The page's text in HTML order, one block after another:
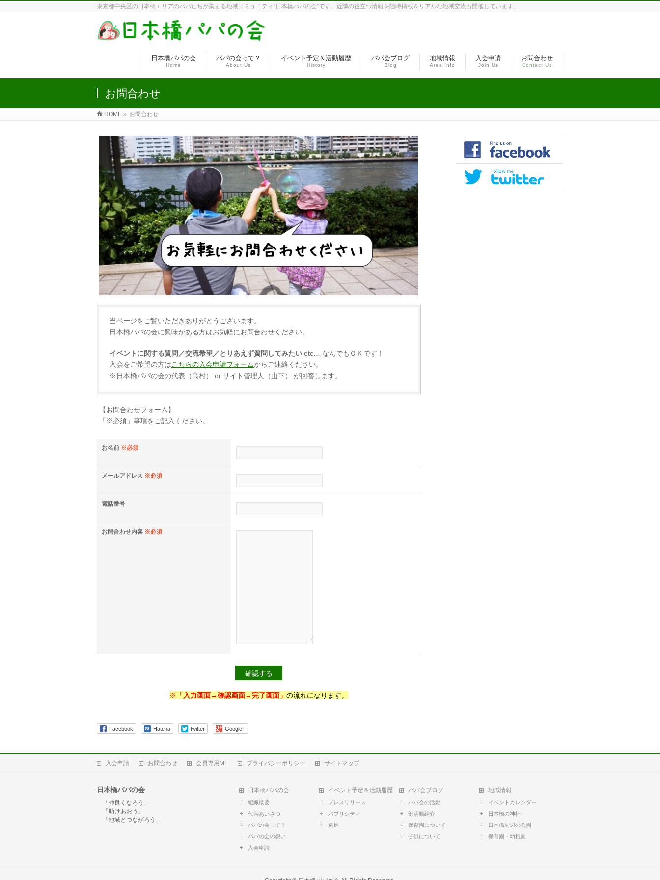
東京都中央区の日本橋エリアのパパたちが集まる地域コミュニティ"日本橋パパの会"です。近隣の役立つ情報を随時掲載＆リアルな地域交流も開催しています。
日本橋パパの会
Home
パパの会って？
About Us
イベント予定＆活動履歴
History
パパ会ブログ
Blog
地域情報
Area Info
入会申請
Join Us
お問合わせ
Contact Us
お問合わせ
HOME » お問合わせ
当ページをご覧いただきありがとうございます。
日本橋パパの会に興味がある方はお気軽にお問合わせください。
イベントに関する質問／交流希望／とりあえず質問してみたい etc… なんでもＯＫです！
入会をご希望の方はこちらの入会申請フォームからご連絡ください。
※日本橋パパの会の代表（高村） or サイト管理人（山下） が回答します。
【お問合わせフォーム】
「※必須」事項をご記入ください。
お名前 ※必須
メールアドレス ※必須
電話番号
お問合わせ内容 ※必須
※ 「入力画面→確認画面→完了画面」 の流れになります。
Facebook Hatena twitter Google+
入会申請 お問合わせ 会員専用ML プライバシーポリシー サイトマップ
日本橋パパの会
「仲良くなろう」
「助けあおう」
「地域とつながろう」
日本橋パパの会
組織概要
代表あいさつ
パパの会って？
パパの会の想い
入会申請
イベント予定＆活動履歴
プレスリリース
パブリシティ
遠足
パパ会ブログ
パパ会の活動
部活動紹介
保育園について
子供について
地域情報
イベントカレンダー
日本橋の神社
日本橋周辺の公園
保育園・幼稚園